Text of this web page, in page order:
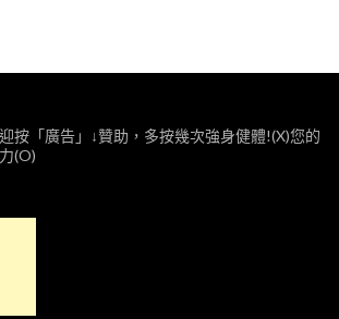
按「廣告」↓贊助，多按幾次強身健體!(X)您的
(O)